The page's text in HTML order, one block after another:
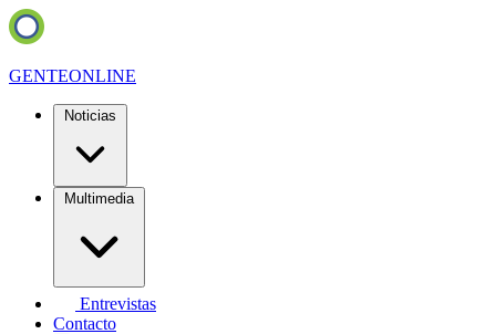
GENTEONLINE
Noticias
Multimedia
Entrevistas
Contacto